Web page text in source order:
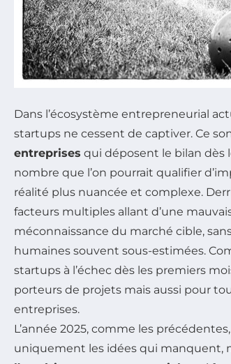
Dans l’écosystème entrepreneurial
startups ne cessent de captiver. Ce
entreprises qui déposent le bilan dès
nombre que l’on pourrait qualifier
réalité plus nuancée et complexe.
facteurs multiples allant d’une
méconnaissance du marché cible,
humaines souvent sous-estimées.
startups à l’échec dès les premiers
porteurs de projets mais aussi pour
entreprises.
L’année 2025, comme les
uniquement les idées qui manquent,